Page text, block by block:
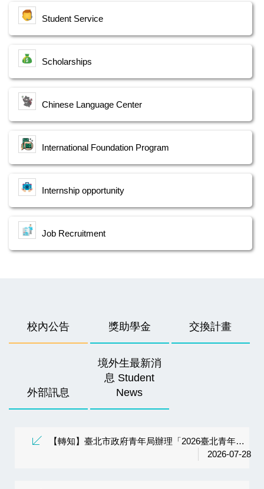
Student Service
Scholarships
Chinese Language Center
International Foundation Program
Internship opportunity
Job Recruitment
校內公告 獎助學金 交換計畫
外部訊息
境外生最新消
息 Student
News
【轉知】臺北市政府青年局辦理「2026臺北青年外交學堂」，請踴躍參與。
2026-07-28